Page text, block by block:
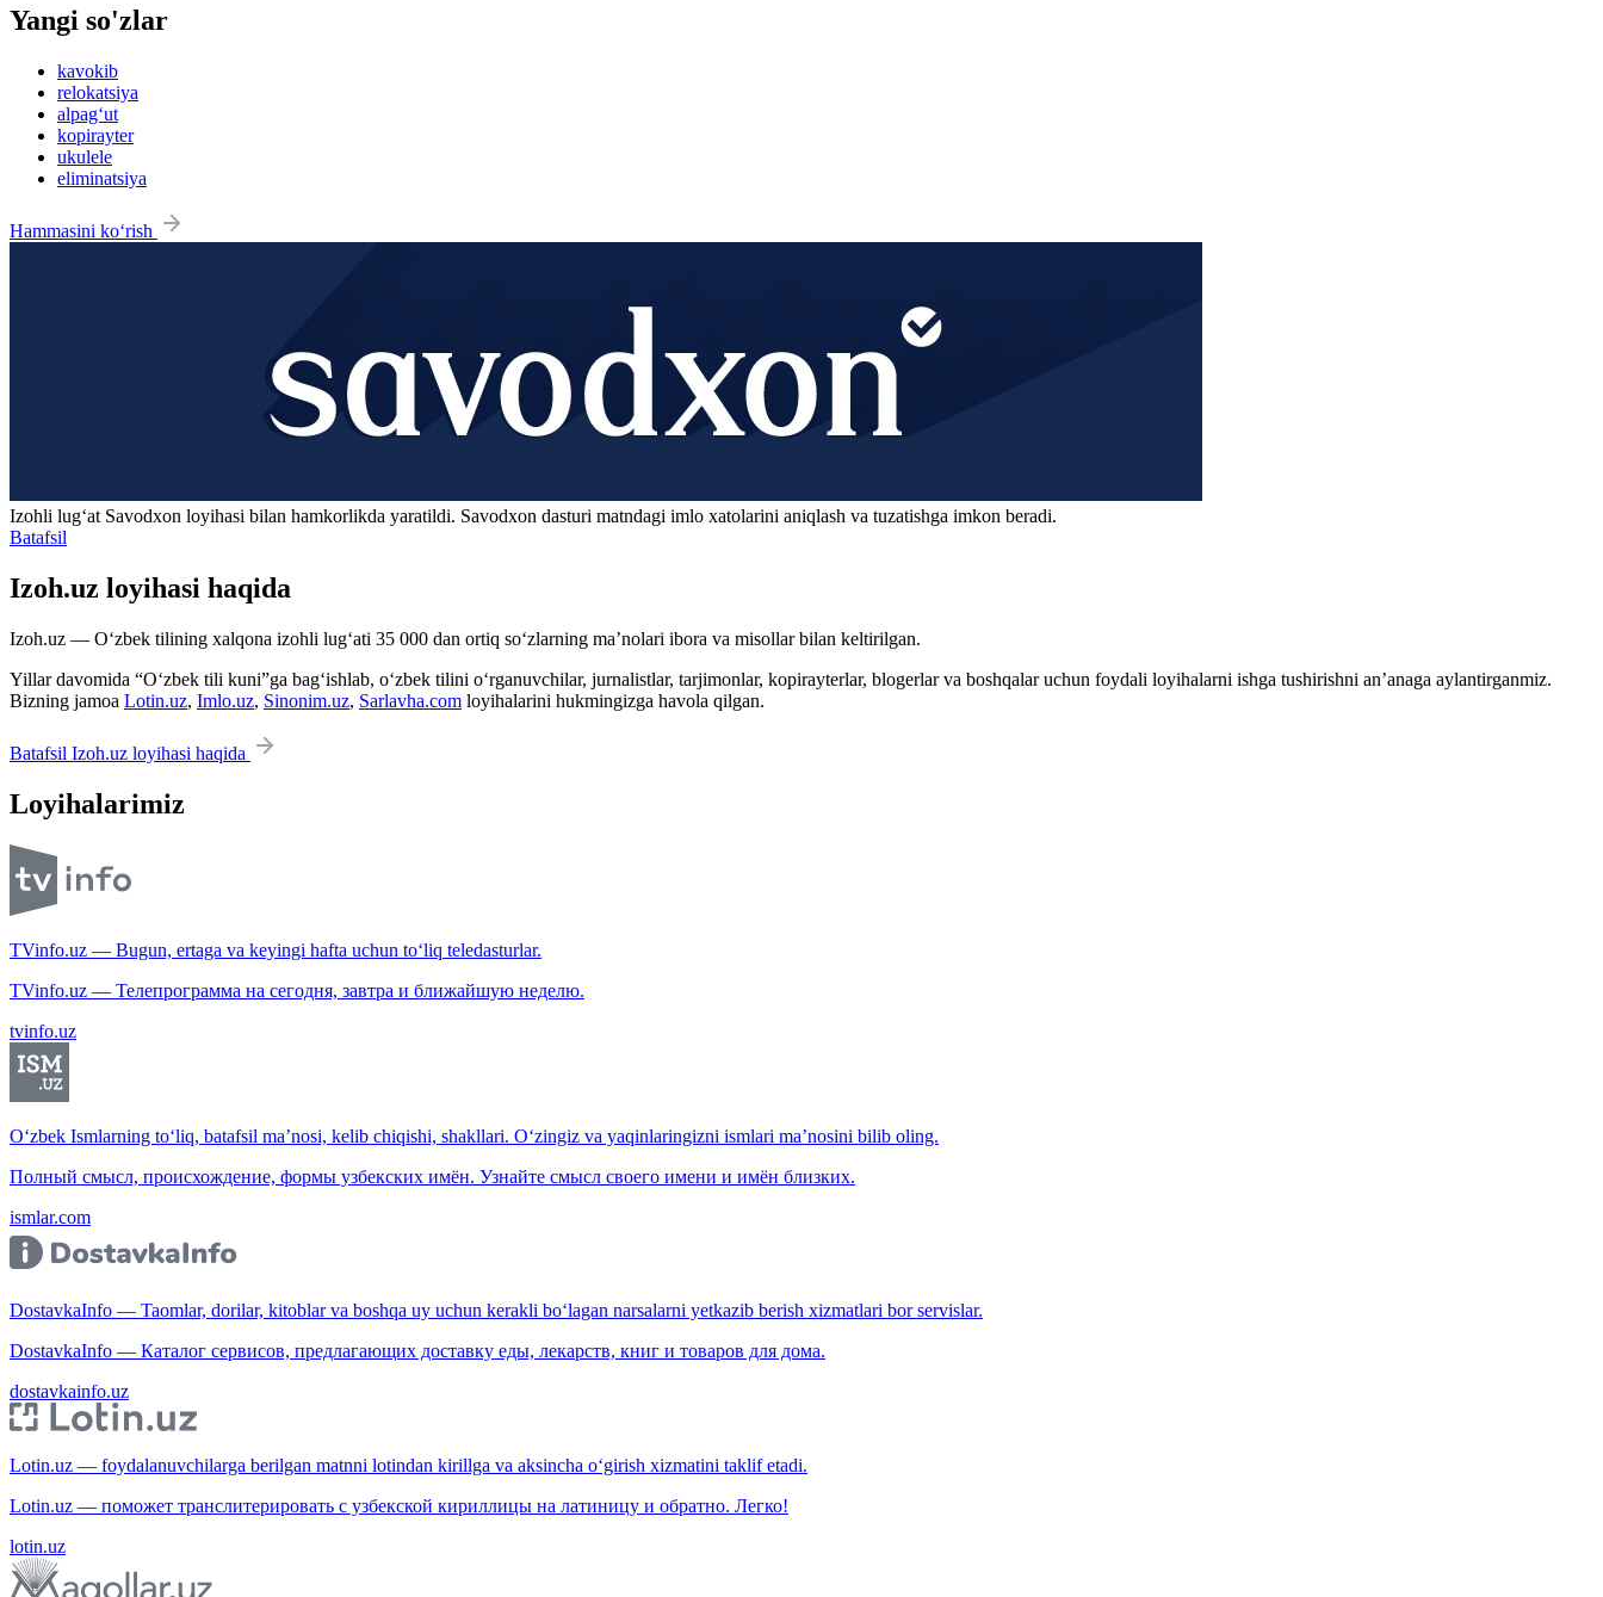
Yangi so'zlar
kavokib
relokatsiya
alpag‘ut
kopirayter
ukulele
eliminatsiya
Hammasini ko‘rish
Izohli lugʻat Savodxon loyihasi bilan hamkorlikda yaratildi. Savodxon dasturi matndagi imlo xatolarini aniqlash va tuzatishga imkon beradi.
Batafsil
Izoh.uz loyihasi haqida
Izoh.uz — O‘zbek tilining xalqona izohli lug‘ati 35 000 dan ortiq so‘zlarning ma’nolari ibora va misollar bilan keltirilgan.
Yillar davomida “O‘zbek tili kuni”ga bag‘ishlab, o‘zbek tilini o‘rganuvchilar, jurnalistlar, tarjimonlar, kopirayterlar, blogerlar va boshqalar uchun foydali loyihalarni ishga tushirishni an’anaga aylantirganmiz.
Bizning jamoa Lotin.uz, Imlo.uz, Sinonim.uz, Sarlavha.com loyihalarini hukmingizga havola qilgan.
Batafsil Izoh.uz loyihasi haqida
Loyihalarimiz
TVinfo.uz — Bugun, ertaga va keyingi hafta uchun to‘liq teledasturlar.
TVinfo.uz — Телепрограмма на сегодня, завтра и ближайшую неделю.
tvinfo.uz
O‘zbek Ismlarning to‘liq, batafsil ma’nosi, kelib chiqishi, shakllari. O‘zingiz va yaqinlaringizni ismlari ma’nosini bilib oling.
Полный смысл, происхождение, формы узбекских имён. Узнайте смысл своего имени и имён близких.
ismlar.com
DostavkaInfo — Taomlar, dorilar, kitoblar va boshqa uy uchun kerakli bo‘lagan narsalarni yetkazib berish xizmatlari bor servislar.
DostavkaInfo — Каталог сервисов, предлагающих доставку еды, лекарств, книг и товаров для дома.
dostavkainfo.uz
Lotin.uz — foydalanuvchilarga berilgan matnni lotindan kirillga va aksincha o‘girish xizmatini taklif etadi.
Lotin.uz — поможет транслитерировать с узбекской кириллицы на латиницу и обратно. Легко!
lotin.uz